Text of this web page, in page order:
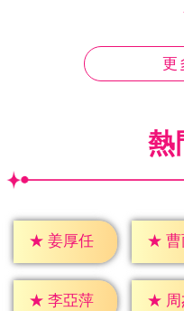
更
熱
★ 姜厚任 ★
★ 李亞萍 ★